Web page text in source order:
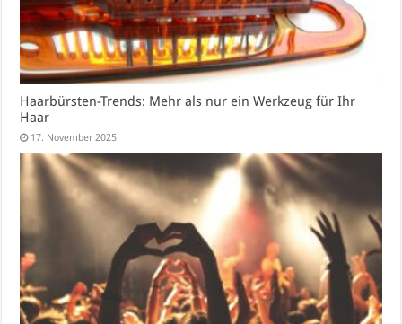
Haarbürsten-Trends: Mehr als nur ein Werkzeug für Ihr
Haar
17. November 2025